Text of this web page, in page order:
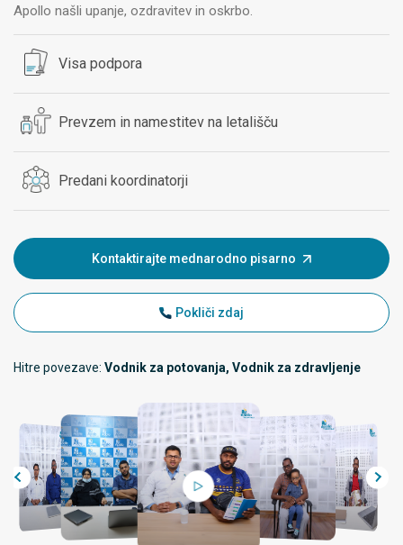
Apollo našli upanje, ozdravitev in oskrbo.
Visa podpora
Prevzem in namestitev na letališču
Predani koordinatorji
Kontaktirajte mednarodno pisarno
Pokliči zdaj
Hitre povezave: Vodnik za potovanja, Vodnik za zdravljenje